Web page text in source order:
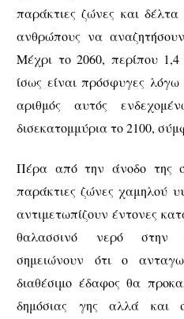
παράκτιες ζώνες και
ανθρώπους να
Μέχρι το 2060, περίπου 1,4
ίσως είναι πρόσφυγες λόγω
αριθμός αυτός
δισεκατομμύρια το 2100,
Πέρα από την άνοδο της
παράκτιες ζώνες χαμηλού
αντιμετωπίζουν έντονες
θαλασσινό νερό στην
σημειώνουν ότι ο
διαθέσιμο έδαφος θα
δημόσιας γης αλλά και